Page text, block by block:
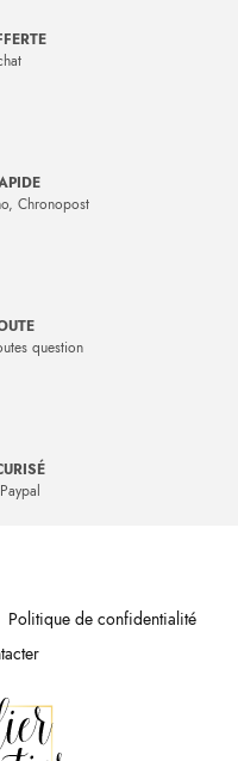
Chronopost
question
Politique de confidentialité